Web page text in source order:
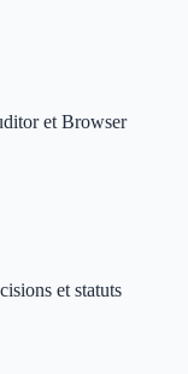
et Browser
et statuts